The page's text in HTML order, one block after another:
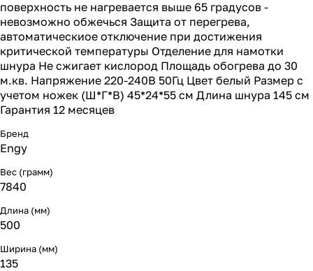
поверхность не нагревается выше 65 градусов -
невозможно обжечься Защита от перегрева,
автоматическиое отключение при достижения
критической температуры Отделение для намотки
шнура Не сжигает кислород Площадь обогрева до 30
м.кв. Напряжение 220-240В 50Гц Цвет белый Размер с
учетом ножек (Ш*Г*В) 45*24*55 см Длина шнура 145 см
Гарантия 12 месяцев
Бренд
Engy
Вес (грамм)
7840
Длина (мм)
500
Ширина (мм)
135